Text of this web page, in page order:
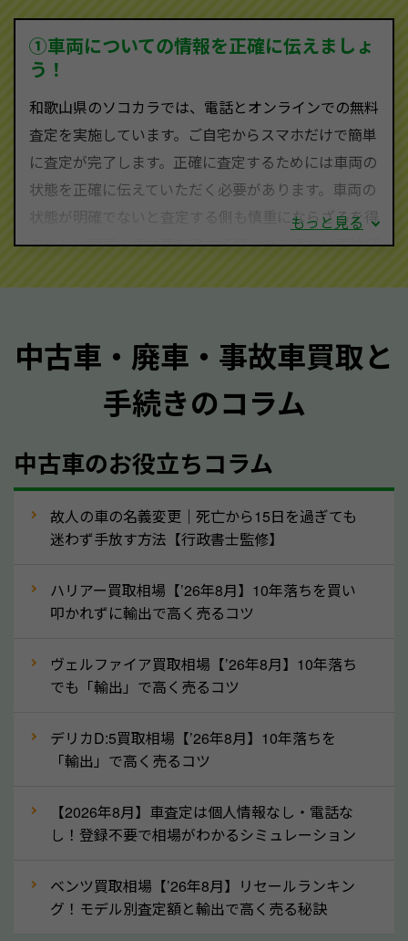
す。
0-590-870）までお問い合わせ下さい。
査定・ご相談・見積もりはすべて無料で行います。安
心してお問い合わせください。
①車両についての情報を正確に伝えましょ
う！
和歌山県のソコカラでは、電話とオンラインでの無料
査定を実施しています。ご自宅からスマホだけで簡単
に査定が完了します。正確に査定するためには車両の
状態を正確に伝えていただく必要があります。車両の
状態が明確でないと査定する側も慎重にならざるを得
ません。廃車・事故車査定する際はできるだけ車検証
に質問させていただく内容は以下の通りとなります。
メーカー／車種
型式／グレード
走行距離（例：約〇万キロ）
車検の満了日
内装や外装の状態
定を行い高価買取価格をつけやすくなります。
ってきます！
月割りで返還されるものです。ですから、自動車税の
還付金は早めに売却するほど多く還付されます。不要
③自動車税の還付金の扱いについて確認し
車を廃車にすると、自動車税の還付金を受け取ること
もっと見る
中古車・廃車・事故車買取と
手続きのコラム
中古車のお役立ちコラム
故人の車の名義変更｜死亡から15日を過ぎても
迷わず手放す方法【行政書士監修】
ハリアー買取相場【’26年8月】10年落ちを買い
叩かれずに輸出で高く売るコツ
ヴェルファイア買取相場【’26年8月】10年落ち
でも「輸出」で高く売るコツ
デリカD:5買取相場【’26年8月】10年落ちを
「輸出」で高く売るコツ
【2026年8月】車査定は個人情報なし・電話な
し！登録不要で相場がわかるシミュレーション
ベンツ買取相場【’26年8月】リセールランキン
グ！モデル別査定額と輸出で高く売る秘訣